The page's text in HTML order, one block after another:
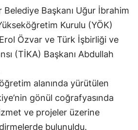
Edirne
Elazığ
Eskişehir
Gaziantep
Giresun
Başkanı Uğur İbrahim
Kurulu (YÖK)
Özvar ve Türk İşbirliği ve
(TİKA) Başkanı Abdullah
alanında yürütülen
gönül coğrafyasında
ve projeler üzerine
bulunuldu.